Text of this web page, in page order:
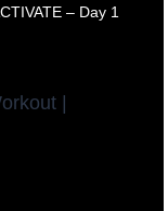
– Day 1